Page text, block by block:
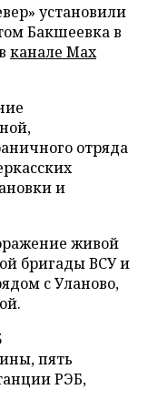
установили
Бакшеевка в
канале Max
отряда
и
живой
бригады ВСУ и
с Уланово,
пять
РЭБ,